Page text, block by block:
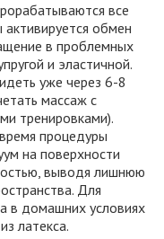
все
обмен
в проблемных
и эластичной.
уже через 6-8
массаж с
тренировками).
процедуры
на поверхности
выводя лишнюю
Для
в домашних условиях
латекса.